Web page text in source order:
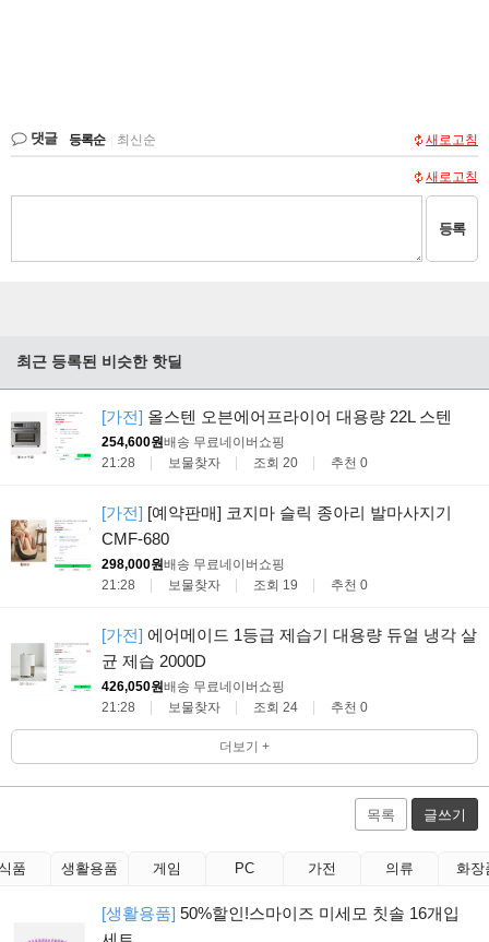
댓글 등록순 최신순 새로고침
새로고침
등록
최근 등록된 비슷한 핫딜
[가전] 올스텐 오븐에어프라이어 대용량 22L 스텐
254,600원배송 무료네이버쇼핑
21:28
보물찾자 조회 20 추천 0
[가전] [예약판매] 코지마 슬릭 종아리 발마사지기
CMF-680
298,000원배송 무료네이버쇼핑
21:28
보물찾자 조회 19 추천 0
[가전] 에어메이드 1등급 제습기 대용량 듀얼 냉각 살
균 제습 2000D
426,050원배송 무료네이버쇼핑
21:28
보물찾자 조회 24 추천 0
더보기 +
목록 글쓰기
품 생활용품 게임 PC 가전 의류 화장
[생활용품] 50%할인!스마이즈 미세모 칫솔 16개입